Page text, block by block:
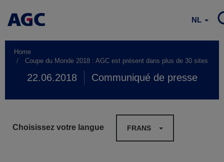
NL
Home
Coupe du Monde 2018 : AGC est présent dans plus de 30 sites
22.06.2018 Communiqué de presse
Choisissez votre langue FRANS